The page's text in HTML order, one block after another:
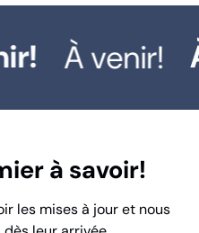
À venir!
à savoir!
les mises à jour et nous